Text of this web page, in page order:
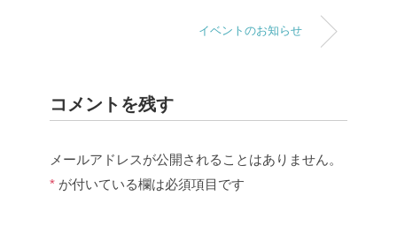
イベントのお知らせ
コメントを残す
メールアドレスが公開されることはありません。
* が付いている欄は必須項目です